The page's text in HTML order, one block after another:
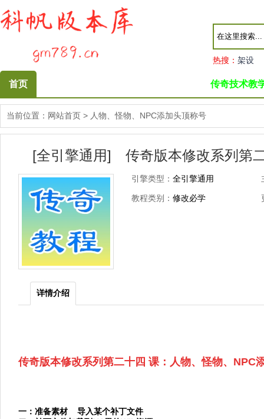
热搜： 架设
首页 传奇技术教
当前位置： 网站首页 > 人物、怪物、NPC添加头顶称号
[全引擎通用] 传奇版本修改系列第
引擎类型： 全引擎通用
教程类别： 修改必学
详情介绍
传奇版本修改系列第二十四 课：人物、怪物、NPC
一：准备素材 导入某个补丁文件